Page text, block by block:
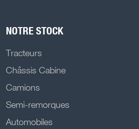
NOTRE STOCK
Tracteurs
Châssis Cabine
Camions
Semi-remorques
Automobiles